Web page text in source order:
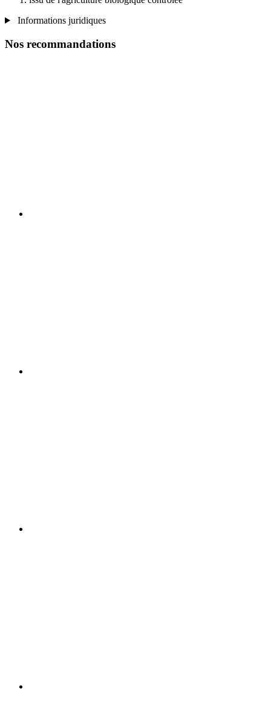
Informations juridiques
Nos recommandations